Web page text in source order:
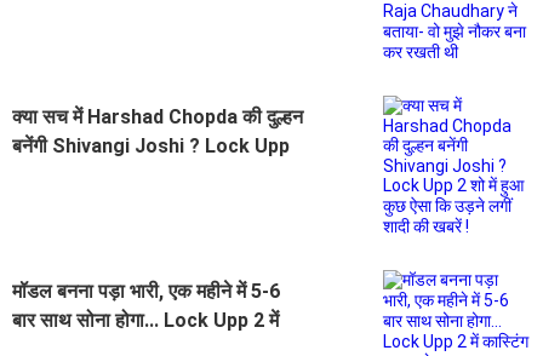
क्या सच में Harshad Chopda की दुल्हन
बनेंगी Shivangi Joshi ? Lock Upp
मॉडल बनना पड़ा भारी, एक महीने में 5-6
बार साथ सोना होगा... Lock Upp 2 में